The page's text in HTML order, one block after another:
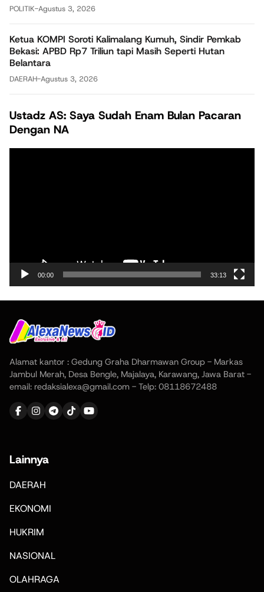
POLITIK-Agustus 3, 2026
Ketua KOMPI Soroti Kalimalang Kumuh, Sindir Pemkab
Bekasi: APBD Rp7 Triliun tapi Masih Seperti Hutan
Belantara
DAERAH-Agustus 3, 2026
Ustadz AS: Saya Sudah Enam Bulan Pacaran
Dengan NA
00:00 33:13
Alamat kantor : Gedung Graha Dharmawan Group - Markas
Jambul Merah, Desa Bengle, Majalaya, Karawang, Jawa Barat -
email: redaksialexa@gmail.com - Telp: 08118672488
Lainnya
DAERAH
EKONOMI
HUKRIM
NASIONAL
OLAHRAGA